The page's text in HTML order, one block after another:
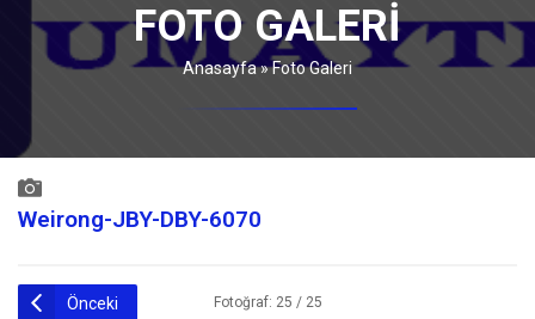
FOTO GALERI
Anasayfa»Foto Galeri
Weirong-JBY-DBY-6070
Önceki Fotoğraf: 25 / 25